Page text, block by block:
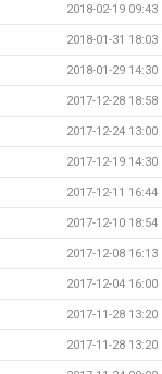
2018-02-19 09:43
2018-01-31 18:03
2018-01-29 14:30
2017-12-28 18:58
2017-12-24 13:00
2017-12-19 14:30
2017-12-11 16:44
2017-12-10 18:54
2017-12-08 16:13
2017-12-04 16:00
2017-11-28 13:20
2017-11-28 13:20